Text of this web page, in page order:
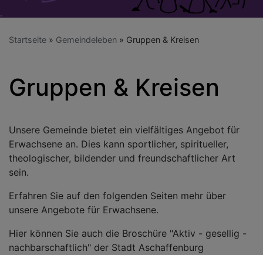
Startseite Gemeindeleben Gruppen & Kreisen
Gruppen & Kreisen
Unsere Gemeinde bietet ein vielfältiges Angebot für
Erwachsene an. Dies kann sportlicher, spiritueller,
theologischer, bildender und freundschaftlicher Art
sein.
Erfahren Sie auf den folgenden Seiten mehr über
unsere Angebote für Erwachsene.
Hier können Sie auch die Broschüre "Aktiv - gesellig -
nachbarschaftlich" der Stadt Aschaffenburg